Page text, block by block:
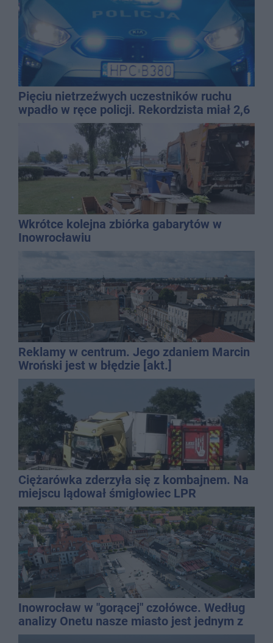
Pięciu nietrzeźwych uczestników ruchu
wpadło w ręce policji. Rekordzista miał 2,6
Wkrótce kolejna zbiórka gabarytów w
Inowrocławiu
Reklamy w centrum. Jego zdaniem Marcin
Wroński jest w błędzie [akt.]
Ciężarówka zderzyła się z kombajnem. Na
miejscu lądował śmigłowiec LPR
Inowrocław w "gorącej" czołówce. Według
analizy Onetu nasze miasto jest jednym z
najbardziej narażonych na upały